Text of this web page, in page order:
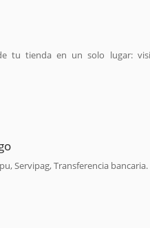
tu tienda en un solo lugar:
Servipag, Transferencia bancaria.